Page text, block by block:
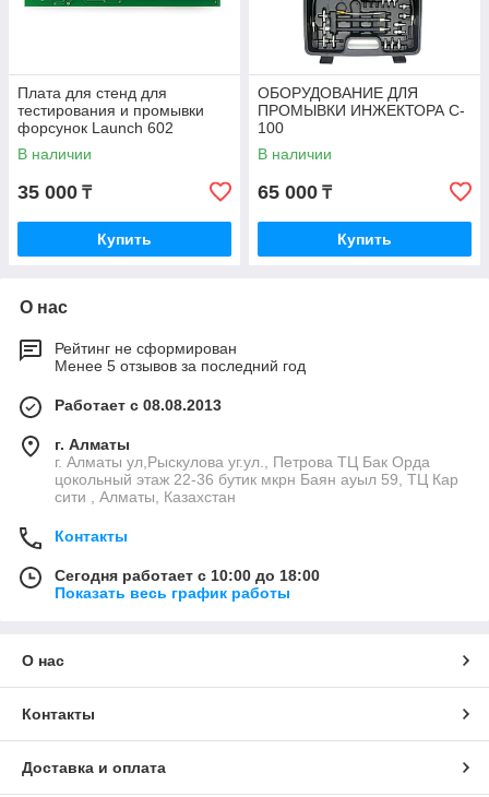
Плата для стенд для
тестирования и промывки
форсунок Launch 602
В наличии
35 000 ₸
Купить
ОБОРУДОВАНИЕ ДЛЯ
ПРОМЫВКИ ИНЖЕКТОРА C-
100
В наличии
65 000 ₸
Купить
О нас
Рейтинг не сформирован
Менее 5 отзывов за последний год
Работает с 08.08.2013
г. Алматы
г. Алматы ул,Рыскулова уг.ул., Петрова ТЦ Бак Орда
цокольный этаж 22-36 бутик мкрн Баян ауыл 59, ТЦ Кар
сити , Алматы, Казахстан
Контакты
Сегодня работает с 10:00 до 18:00
Показать весь график работы
О нас
Контакты
Доставка и оплата